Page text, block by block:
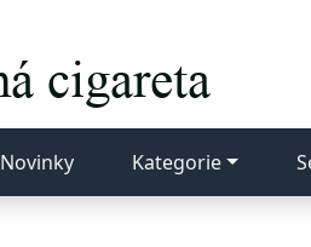
Novinky Kategorie